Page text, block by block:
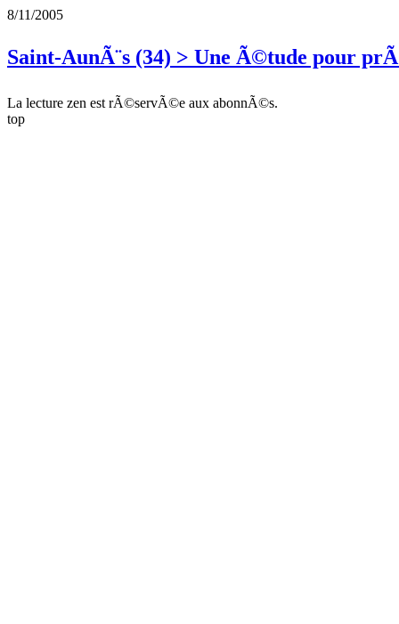
8/11/2005
Saint-AunÃ¨s (34) > Une Ã©tude pour
La lecture zen est rÃ©servÃ©e aux abonnÃ©s.
top